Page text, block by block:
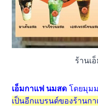
ร้านเ
เอ็มกาแฟ นมสด โดยมุม
เป็นอีกแบรนด์ของร้านก